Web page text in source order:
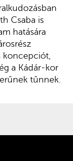
Csaba is
hatására
koncepciót,
a Kádár-kor
tűnnek.